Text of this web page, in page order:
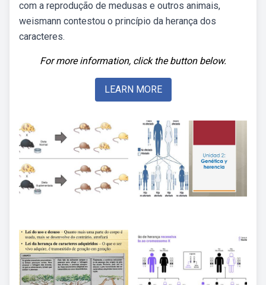
com a reprodução de medusas e outros animais,
weismann contestou o princípio da herança dos
caracteres.
For more information, click the button below.
LEARN MORE